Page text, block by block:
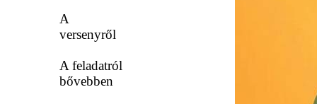
A
versenyről
A feladatról
bővebben